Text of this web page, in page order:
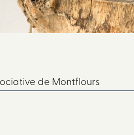
de Montflours